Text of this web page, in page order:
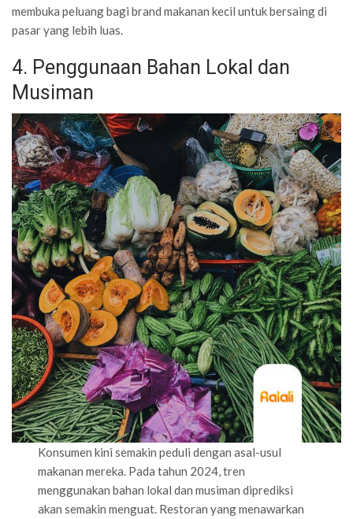
membuka peluang bagi brand makanan kecil untuk bersaing di
pasar yang lebih luas.
4. Penggunaan Bahan Lokal dan
Musiman
Konsumen kini semakin peduli dengan asal-usul
makanan mereka. Pada tahun 2024, tren
menggunakan bahan lokal dan musiman diprediksi
akan semakin menguat. Restoran yang menawarkan